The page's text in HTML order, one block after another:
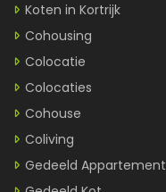
Koten in Kortrijk
Cohousing
Colocatie
Colocaties
Cohouse
Coliving
Gedeeld Appartement